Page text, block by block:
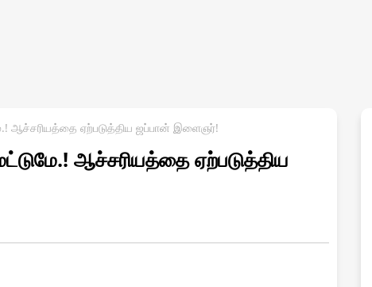
ஆச்சரியத்தை ஏற்படுத்திய ஜப்பான் இளைஞர்!
ஆச்சரியத்தை ஏற்படுத்திய